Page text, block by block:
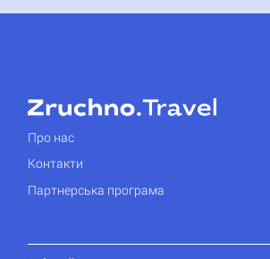
Про нас
Контакти
Партнерська програма